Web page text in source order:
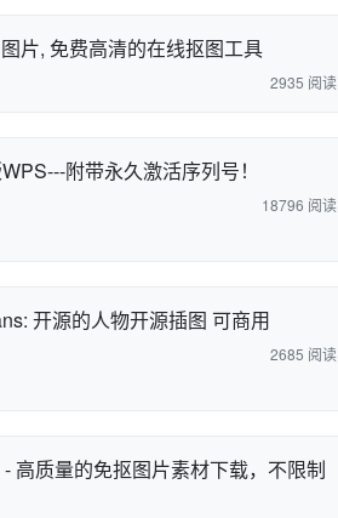
片, 免费高清的在线抠图工具
2935 阅读
附带永久激活序列号！
18796 阅读
开源的人物开源插图 可商用
2685 阅读
高质量的免抠图片素材下载，不限制